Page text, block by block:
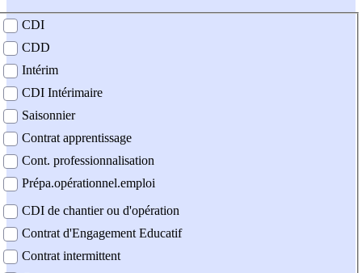
contrat
CDI
CDD
Intérim
CDI Intérimaire
Saisonnier
Contrat apprentissage
Cont. professionnalisation
Prépa.opérationnel.emploi
CDI de chantier ou d'opération
Contrat d'Engagement Educatif
Contrat intermittent